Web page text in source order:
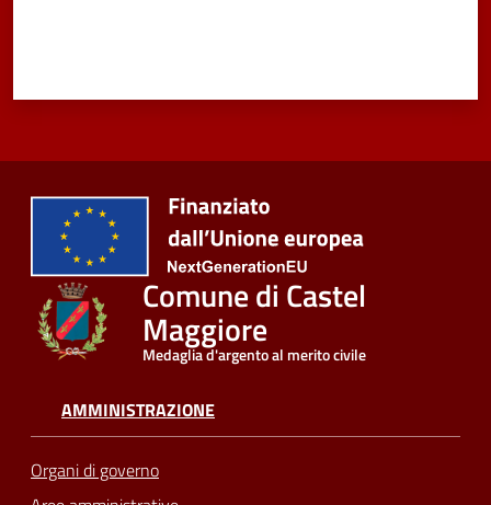
Comune di Castel
Maggiore
Medaglia d'argento al merito civile
AMMINISTRAZIONE
Organi di governo